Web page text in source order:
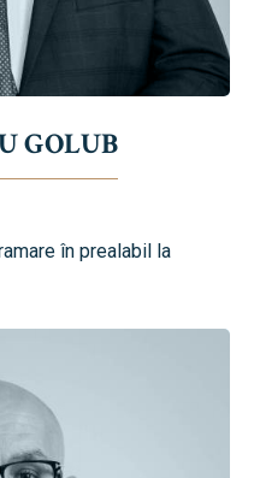
GOLUB
în prealabil la